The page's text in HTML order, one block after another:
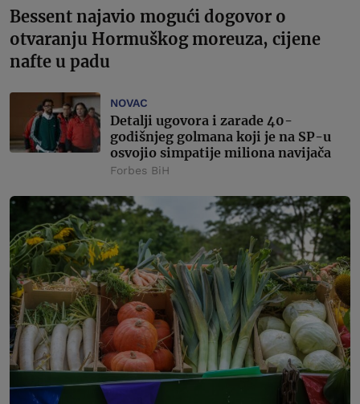
Bessent najavio mogući dogovor o
otvaranju Hormuškog moreuza, cijene
nafte u padu
NOVAC
Detalji ugovora i zarade 40-
godišnjeg golmana koji je na SP-u
osvojio simpatije miliona navijača
Forbes BiH